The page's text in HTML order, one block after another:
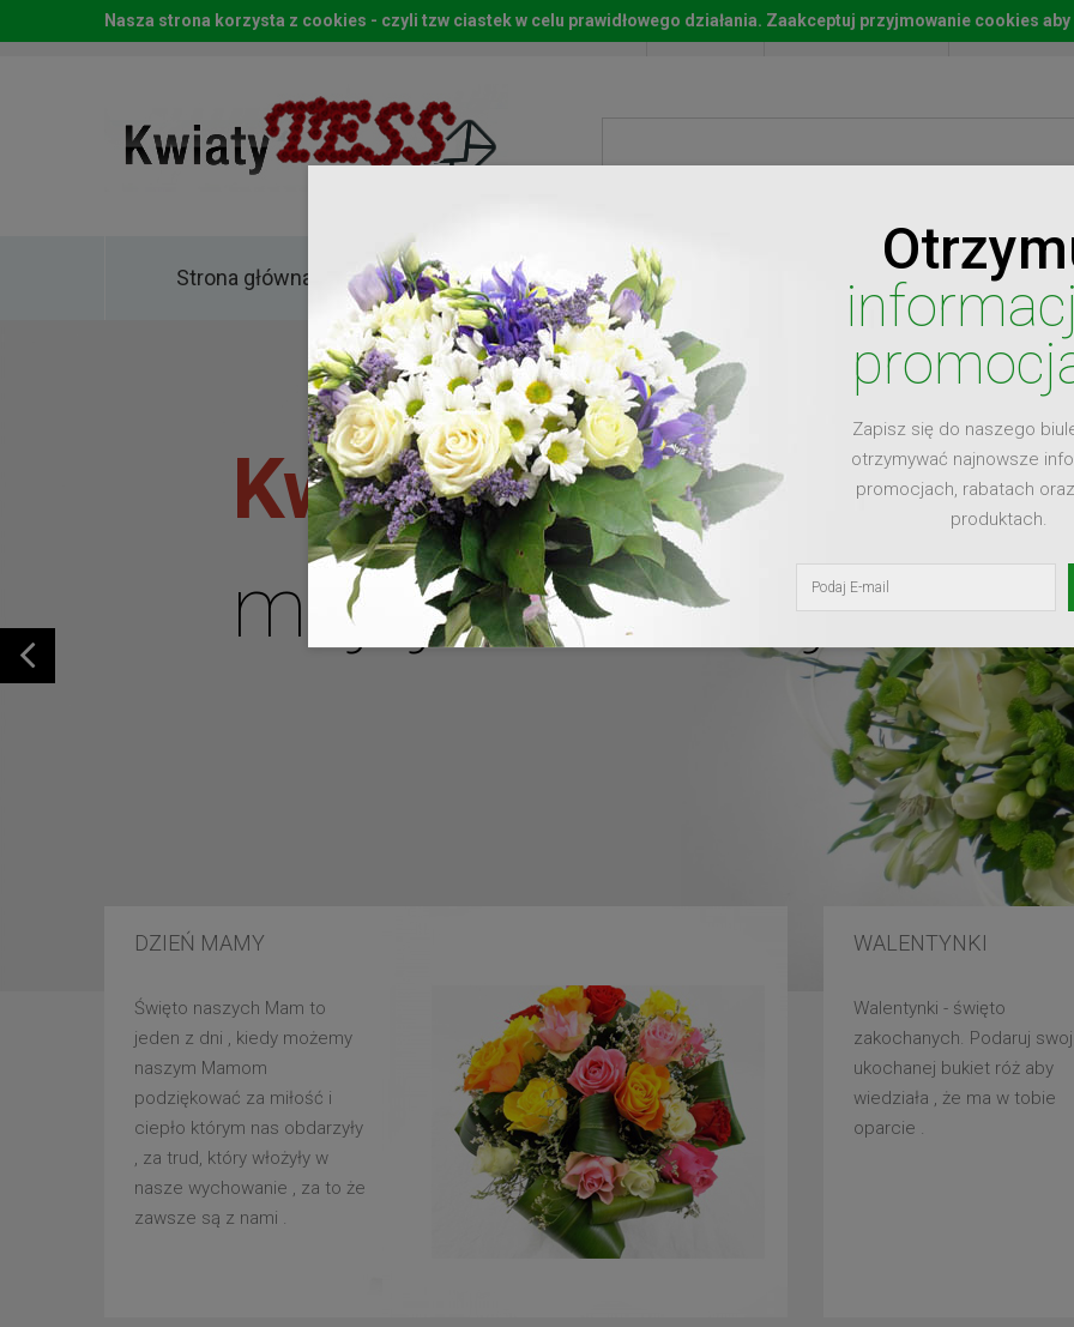
Start Moje konto Lista
Strona główna Kwiaty
Kwiaty dla
mojej ukochanej
DZIEŃ MAMY
Święto naszych Mam to
jeden z dni , kiedy możemy
naszym Mamom
podziękować za miłość i
ciepło którym nas obdarzyły
, za trud, który włożyły w
nasze wychowanie , za to że
zawsze są z nami .
WALENTYNKI
Walentynki - święto
zakochanych. Podaruj
ukochanej bukiet róż aby
wiedziała , że ma w tobie
oparcie .
Zapisz się do naszego
otrzymywać najnowsze
promocjach, rabatach
produktach.
Nasza strona korzysta z cookies - czyli tzw ciastek w celu prawidłowego działania. Zaakceptuj przyjmowanie cookies